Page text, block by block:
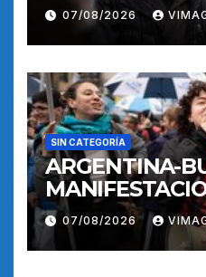
07/08/2026
SIN CATEGORÍA
ARGENTINA-
07/08/2026